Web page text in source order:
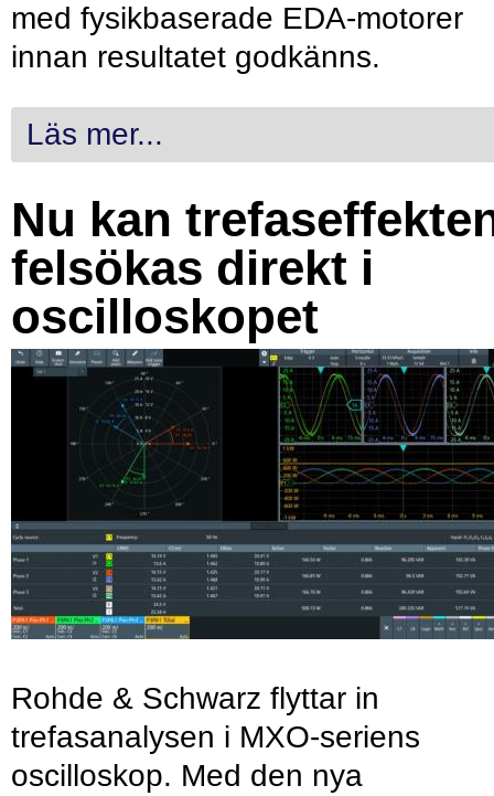
med fysikbaserade EDA-motorer
innan resultatet godkänns.
Läs mer...
Nu kan
felsökas direkt i
oscilloskopet
Rohde & Schwarz flyttar in
trefasanalysen i MXO-seriens
oscilloskop. Med den nya